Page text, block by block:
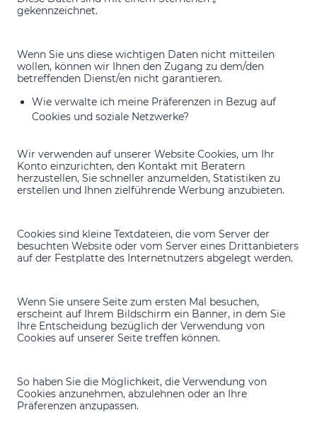
gekennzeichnet.
Wenn Sie uns diese wichtigen Daten nicht mitteilen
wollen, können wir Ihnen den Zugang zu dem/den
betreffenden Dienst/en nicht garantieren.
Wie verwalte ich meine Präferenzen in Bezug auf
Cookies und soziale Netzwerke?
Wir verwenden auf unserer Website Cookies, um Ihr
Konto einzurichten, den Kontakt mit Beratern
herzustellen, Sie schneller anzumelden, Statistiken zu
erstellen und Ihnen zielführende Werbung anzubieten.
Cookies sind kleine Textdateien, die vom Server der
besuchten Website oder vom Server eines Drittanbieters
auf der Festplatte des Internetnutzers abgelegt werden.
Wenn Sie unsere Seite zum ersten Mal besuchen,
erscheint auf Ihrem Bildschirm ein Banner, in dem Sie
Ihre Entscheidung bezüglich der Verwendung von
Cookies auf unserer Seite treffen können.
So haben Sie die Möglichkeit, die Verwendung von
Cookies anzunehmen, abzulehnen oder an Ihre
Präferenzen anzupassen.